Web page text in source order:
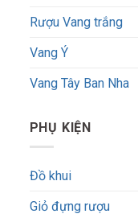
Rượu Vang trắng
Vang Ý
Vang Tây Ban Nha
PHỤ KIỆN
Đồ khui
Giỏ đựng rượu